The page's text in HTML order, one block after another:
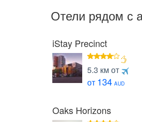
Отели рядом с
iStay Precinct
4
звезды
5.3 км от
от 134 AUD
Oaks Horizons